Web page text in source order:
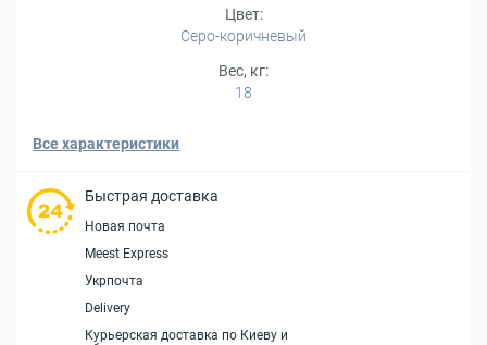
Цвет:
Серо-коричневый
Вес, кг:
18
Все характеристики
Быстрая доставка
Новая почта
Meest Express
Укрпочта
Delivery
Курьерская доставка по Киеву и